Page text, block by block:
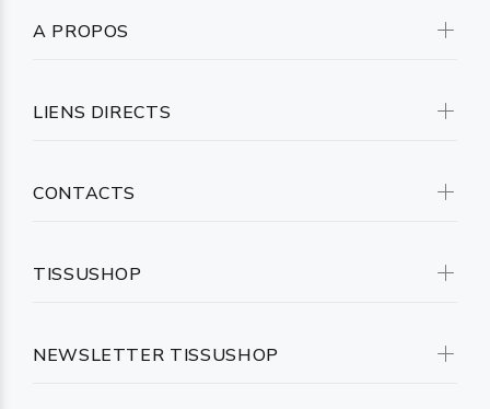
NEWSLETTER TISSUSHOP
A PROPOS
LIENS DIRECTS
CONTACTS
TISSUSHOP